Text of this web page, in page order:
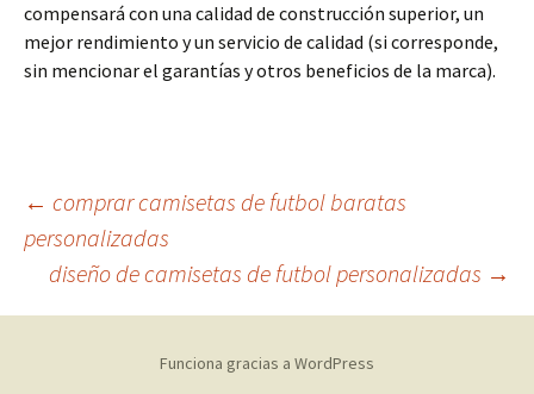
compensará con una calidad de construcción superior, un
mejor rendimiento y un servicio de calidad (si corresponde,
sin mencionar el garantías y otros beneficios de la marca).
Navegación
de
entradas
← comprar camisetas de futbol baratas
personalizadas
diseño de camisetas de futbol personalizadas →
Funciona gracias a WordPress